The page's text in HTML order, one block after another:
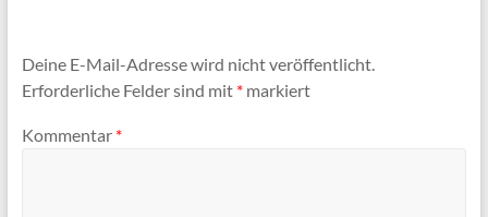
Deine E-Mail-Adresse wird nicht veröffentlicht.
Erforderliche Felder sind mit *markiert
Kommentar *